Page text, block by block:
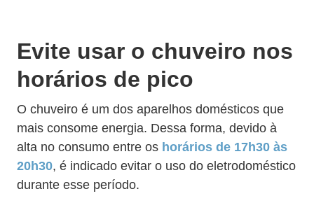
Evite usar o chuveiro nos
horários de pico
O chuveiro é um dos aparelhos domésticos que
mais consome energia. Dessa forma, devido à
alta no consumo entre os horários de 17h30 às
20h30, é indicado evitar o uso do eletrodoméstico
durante esse período.